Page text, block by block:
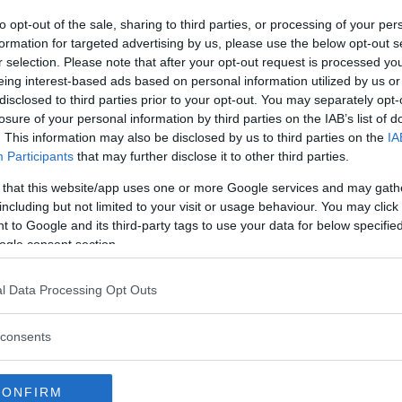
opt-out of the sale, sharing to third parties, or processing of your
for targeted advertising by us, please use the below opt-out
selection. Please note that after your opt-out request is processed
interest-based ads based on personal information utilized by us
to third parties prior to your opt-out. You may separately
of your personal information by third parties on the IAB’s list of
This information may also be disclosed by us to third parties on the
Participants that may further disclose it to other third parties.
that this website/app uses one or more Google services and may
but not limited to your visit or usage behaviour. You may
to Google and its third-party tags to use your data for below
consent section.
Data Processing Opt Outs
i elnätet. Så hur ska vi lösa den? Det
till tider då färre personer använder elnätet.
när de flesta kommer hem från jobbet och
är mindre belastat, säger Johanna Barr till
på detta – det sköter laddboxen och elnätet,
dag utan kanske varannan eller var tredje.
strömmen kommer definitivt räcka även om
uppstå lokala problem på olika platser där